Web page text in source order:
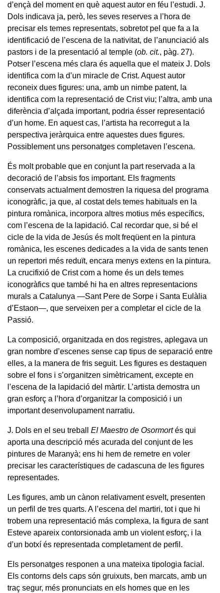
d’ençà del moment en què aquest autor en féu l’estudi. J.
Dols indicava ja, però, les seves reserves a l’hora de
precisar els temes representats, sobretot pel que fa a la
identificació de l’escena de la nativitat, de l’anunciació als
pastors i de la presentació al temple (ob. cit., pàg. 27).
Potser l’escena més clara és aquella que el mateix J. Dols
identifica com la d’un miracle de Crist. Aquest autor
reconeix dues figures: una, amb un nimbe patent, la
identifica com la representació de Crist viu; l’altra, amb una
diferència d’alçada important, podria ésser representació
d’un home. En aquest cas, l’artista ha recorregut a la
perspectiva jeràrquica entre aquestes dues figures.
Possiblement uns personatges completaven l’escena.
És molt probable que en conjunt la part reservada a la
decoració de l’absis fos important. Els fragments
conservats actualment demostren la riquesa del programa
iconogràfic, ja que, al costat dels temes habituals en la
pintura romànica, incorpora altres motius més específics,
com l’escena de la lapidació. Cal recordar que, si bé el
cicle de la vida de Jesús és molt freqüent en la pintura
romànica, les escenes dedicades a la vida de sants tenen
un repertori més reduït, encara menys extens en la pintura.
La crucifixió de Crist com a home és un dels temes
iconogràfics que també hi ha en altres representacions
murals a Catalunya —Sant Pere de Sorpe i Santa Eulàlia
d’Estaon—, que serveixen per a completar el cicle de la
Passió.
La composició, organitzada en dos registres, aplegava un
gran nombre d’escenes sense cap tipus de separació entre
elles, a la manera de fris seguit. Les figures es destaquen
sobre el fons i s’organitzen simètricament, excepte en
l’escena de la lapidació del màrtir. L’artista demostra un
gran esforç a l’hora d’organitzar la composició i un
important desenvolupament narratiu.
J. Dols en el seu treball El Maestro de Osormortés qui
aporta una descripció més acurada del conjunt de les
pintures de Maranyà; ens hi hem de remetre en voler
precisar les característiques de cadascuna de les figures
representades.
Les figures, amb un cànon relativament esvelt, presenten
un perfil de tres quarts. A l’escena del martiri, tot i que hi
trobem una representació más complexa, la figura de sant
Esteve apareix contorsionada amb un violent esforç, i la
d’un botxí és representada completament de perfil.
Els personatges responen a una mateixa tipologia facial.
Els contorns dels caps són gruixuts, ben marcats, amb un
traç segur, més pronunciats en els homes que en les